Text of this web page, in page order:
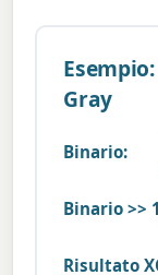
Gray
Binario:
Binario >>
Risultato